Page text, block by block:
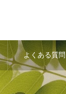
よくある質問